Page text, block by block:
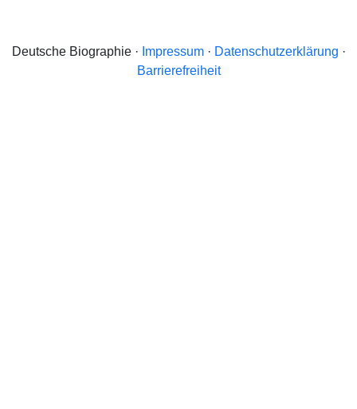
Deutsche Biographie · Impressum· Datenschutzerklärung ·
Barrierefreiheit